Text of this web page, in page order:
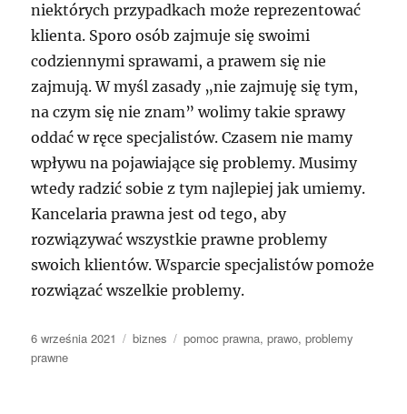
niektórych przypadkach może reprezentować
klienta. Sporo osób zajmuje się swoimi
codziennymi sprawami, a prawem się nie
zajmują. W myśl zasady „nie zajmuję się tym,
na czym się nie znam” wolimy takie sprawy
oddać w ręce specjalistów. Czasem nie mamy
wpływu na pojawiające się problemy. Musimy
wtedy radzić sobie z tym najlepiej jak umiemy.
Kancelaria prawna jest od tego, aby
rozwiązywać wszystkie prawne problemy
swoich klientów. Wsparcie specjalistów pomoże
rozwiązać wszelkie problemy.
Data
publikacji
6 września 2021 Kategorie
biznes Tagi
pomoc prawna,prawo,problemy
prawne